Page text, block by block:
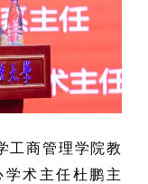
工商管理学院教
术主任杜鹏主